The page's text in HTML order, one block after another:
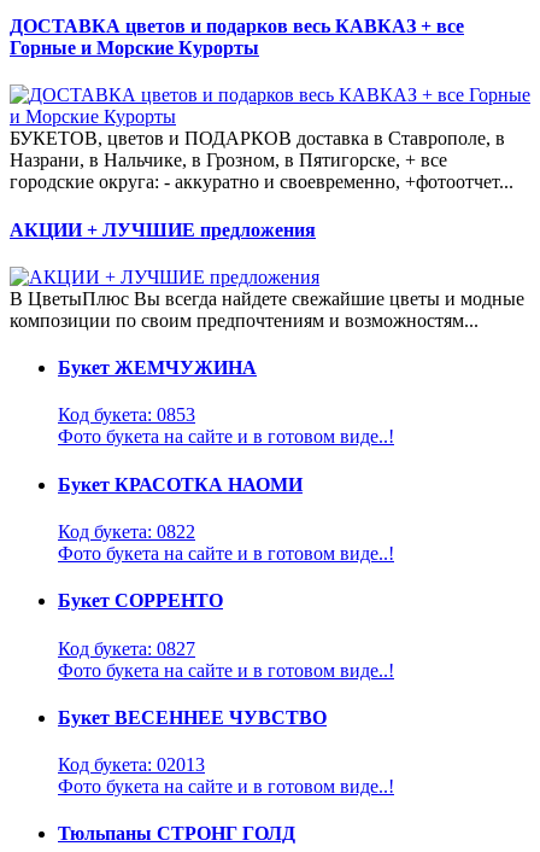
ДОСТАВКА цветов и подарков весь КАВКАЗ + все
Горные и Морские Курорты
БУКЕТОВ, цветов и ПОДАРКОВ доставка в Ставрополе, в
Назрани, в Нальчике, в Грозном, в Пятигорске, + все
городские округа: - аккуратно и своевременно, +фотоотчет...
АКЦИИ + ЛУЧШИЕ предложения
В ЦветыПлюс Вы всегда найдете свежайшие цветы и модные
композиции по своим предпочтениям и возможностям...
Букет ЖЕМЧУЖИНА
Код букета: 0853
Фото букета на сайте и в готовом виде..!
Букет КРАСОТКА НАОМИ
Код букета: 0822
Фото букета на сайте и в готовом виде..!
Букет СОРРЕНТО
Код букета: 0827
Фото букета на сайте и в готовом виде..!
Букет ВЕСЕННЕЕ ЧУВСТВО
Код букета: 02013
Фото букета на сайте и в готовом виде..!
Тюльпаны СТРОНГ ГОЛД